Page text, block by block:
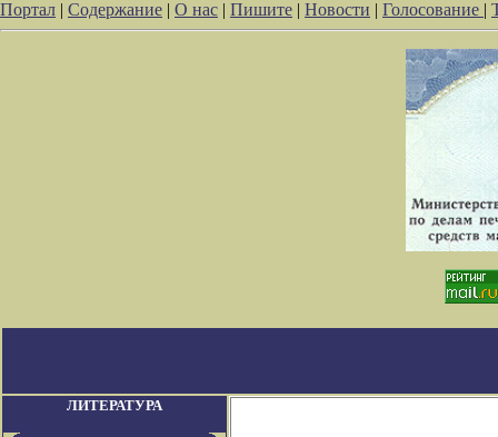
Портал | Содержание | О нас | Пишите | Новости | Голосование |
ЛИТЕРАТУРА